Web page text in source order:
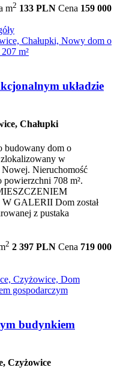
m2 133 PLN Cena 159 000
układzie
Chałupki
budowany dom o
w
Nieruchomość
powierzchni 708 m².
GALERII Dom został
z pustaka
2 2 397 PLN Cena 719 000
budynkiem
Czyżowice